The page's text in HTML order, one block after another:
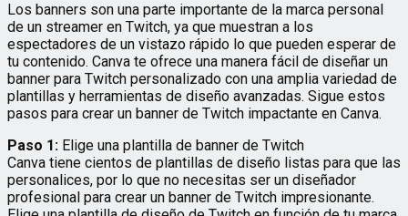
Los banners son una parte importante de la marca personal
de un streamer en Twitch, ya que muestran a los
espectadores de un vistazo rápido lo que pueden esperar de
tu contenido. Canva te ofrece una manera fácil de diseñar un
banner para Twitch personalizado con una amplia variedad de
plantillas y herramientas de diseño avanzadas. Sigue estos
pasos para crear un banner de Twitch impactante en Canva.
Paso 1: Elige una plantilla de banner de Twitch
Canva tiene cientos de plantillas de diseño listas para que las
personalices, por lo que no necesitas ser un diseñador
profesional para crear un banner de Twitch impresionante.